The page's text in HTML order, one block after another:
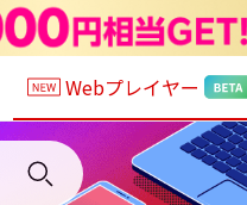
Webプレイヤー